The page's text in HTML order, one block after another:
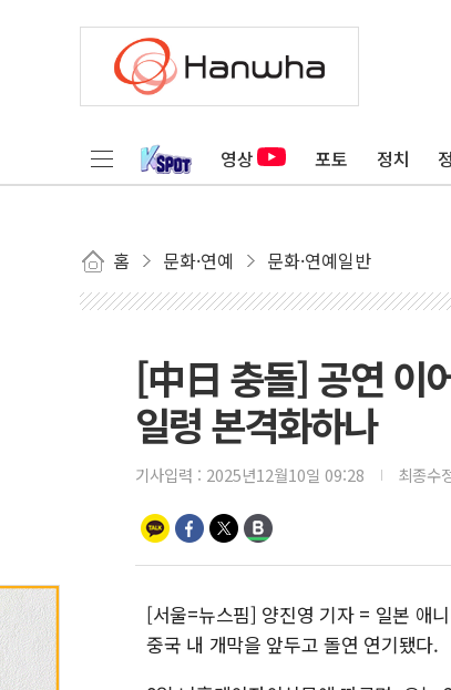
영상 포토 정치
홈 문화·연예 문화·연예일반
[中日 충돌] 공연 이
일령 본격화하나
기사입력 : 2025년12월10일 09:28 최종수
[서울=뉴스핌] 양진영 기자 = 일본 애
중국 내 개막을 앞두고 돌연 연기됐다.